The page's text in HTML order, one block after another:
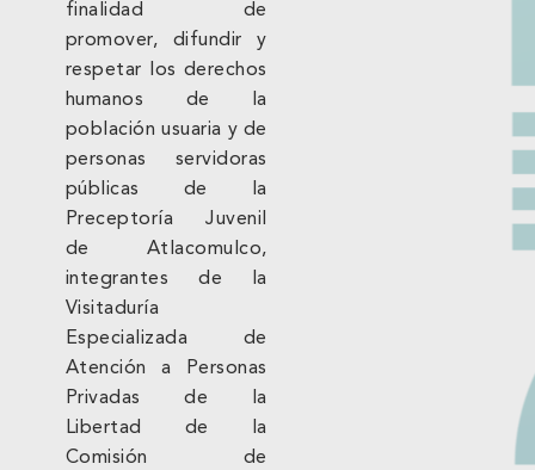
finalidad de
promover, difundir y
respetar los derechos
humanos de la
población usuaria y de
personas servidoras
públicas de la
Preceptoría Juvenil
de Atlacomulco,
integrantes de la
Visitaduría
Especializada de
Atención a Personas
Privadas de la
Libertad de la
Comisión de